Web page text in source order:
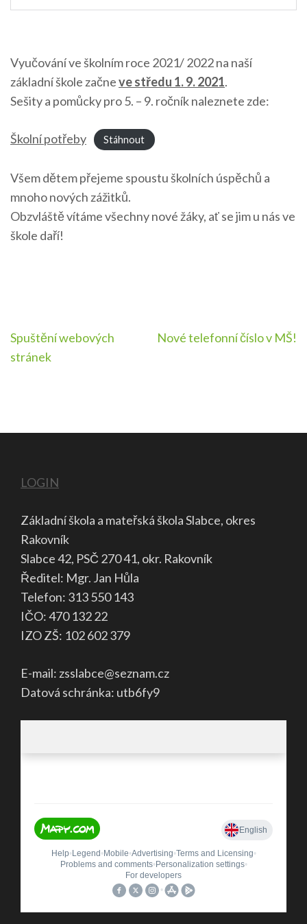
Vyučování ve školním roce 2021/ 2022 na naší
základní škole začneve středu 1. 9. 2021.
Sešity a pomůcky pro 5. – 9. ročník naleznete zde:
Školní potřeby Stáhnout
Všem dětem přejeme spoustu školních úspěchů a
mnoho nových zážitků.
Obzvláště vítáme všechny nové žáky, ať se jim u nás ve
škole daří!
Navigace
pro
Spuštění webových
stránek
Nové telefonní číslo v MŠ!
LOGIN
Základní škola a mateřská škola Slabce, okres
Rakovník
Slabce 42, PSČ 270 41, okr. Rakovník
Ředitel: Mgr. Jan Hůla
Telefon: 313 550 143
IČO: 470 132 22
IZO ZŠ: 102 602 379
E-mail: zsslabce@seznam.cz
Datová schránka: utb6fy9